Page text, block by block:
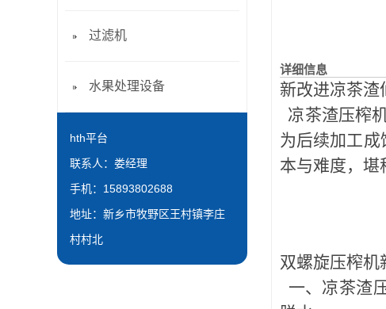
详细信息
新改进凉茶
凉茶渣压榨
为后续加工
本与难度，堪
双螺旋压榨机
一、凉茶渣
过滤机
水果处理设备
hth平台
联系人：娄经理
手机：15893802688
地址：新乡市牧野区王村镇李庄
村村北